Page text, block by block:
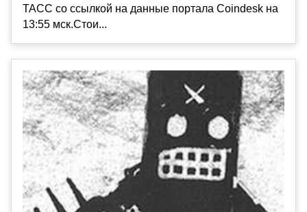
ТАСС со ссылкой на данные портала Coindesk на
13:55 мск.Стои...